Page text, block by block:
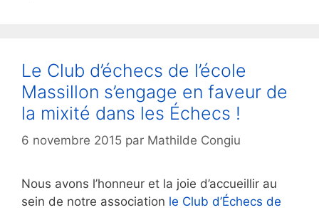
Le Club d’échecs de l’école
Massillon s’engage en faveur de
la mixité dans les Échecs !
6 novembre 2015 par Mathilde Congiu
Nous avons l’honneur et la joie d’accueillir au
sein de notre association le Club d’Échecs de